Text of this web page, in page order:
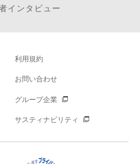
インタビュー
利用規約
お問い合わせ
グループ企業
サスティナビリティ